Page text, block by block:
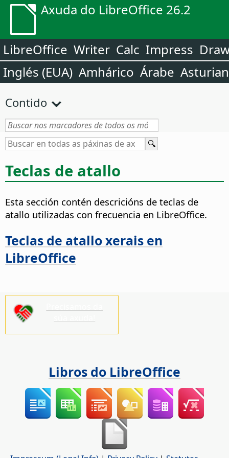
Axuda do LibreOffice 26.2
LibreOffice Writer Calc Impress
Inglés (EUA) Amhárico Árabe
Contido
Teclas de atallo
Esta sección contén descricións de teclas de
atallo utilizadas con frecuencia en LibreOffice.
Teclas de atallo xerais en
LibreOffice
Libros do LibreOffice